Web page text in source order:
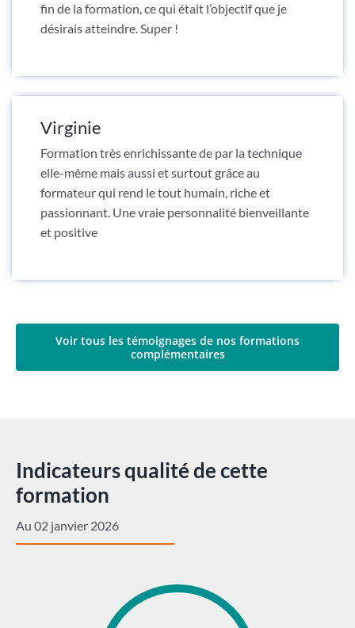
fin de la formation, ce qui était l’objectif que je
désirais atteindre. Super !
Virginie
Formation très enrichissante de par la technique
elle-même mais aussi et surtout grâce au
formateur qui rend le tout humain, riche et
passionnant. Une vraie personnalité bienveillante
et positive
Voir tous les témoignages de nos formations
complémentaires
Indicateurs qualité de cette
formation
Au 02 janvier 2026